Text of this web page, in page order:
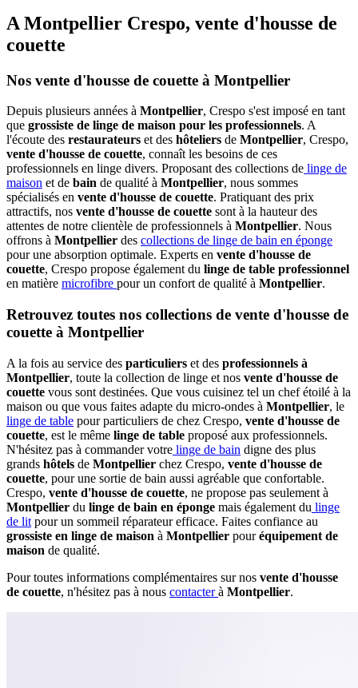
A Montpellier Crespo, vente d'housse de
couette
Nos vente d'housse de couette à Montpellier
Depuis plusieurs années à Montpellier, Crespo s'est imposé en tant
que grossiste de linge de maison pour les professionnels. A
l'écoute des restaurateurs et des hôteliers de Montpellier, Crespo,
vente d'housse de couette, connaît les besoins de ces
professionnels en linge divers. Proposant des collections de linge de
maison et de bain de qualité à Montpellier, nous sommes
spécialisés en vente d'housse de couette. Pratiquant des prix
attractifs, nos vente d'housse de couette sont à la hauteur des
attentes de notre clientèle de professionnels à Montpellier. Nous
offrons à Montpellier des collections de linge de bain en éponge
pour une absorption optimale. Experts en vente d'housse de
couette, Crespo propose également du linge de table professionnel
en matière microfibre pour un confort de qualité à Montpellier.
Retrouvez toutes nos collections de vente d'housse de
couette à Montpellier
A la fois au service des particuliers et des professionnels à
Montpellier, toute la collection de linge et nos vente d'housse de
couette vous sont destinées. Que vous cuisinez tel un chef étoilé à la
maison ou que vous faites adapte du micro-ondes à Montpellier, le
linge de table pour particuliers de chez Crespo, vente d'housse de
couette, est le même linge de table proposé aux professionnels.
N'hésitez pas à commander votre linge de bain digne des plus
grands hôtels de Montpellier chez Crespo, vente d'housse de
couette, pour une sortie de bain aussi agréable que confortable.
Crespo, vente d'housse de couette, ne propose pas seulement à
Montpellier du linge de bain en éponge mais également du linge
de lit pour un sommeil réparateur efficace. Faites confiance au
grossiste en linge de maison à Montpellier pouréquipement de
maison de qualité.
Pour toutes informations complémentaires sur nos vente d'housse
de couette, n'hésitez pas à nous contacterà Montpellier.